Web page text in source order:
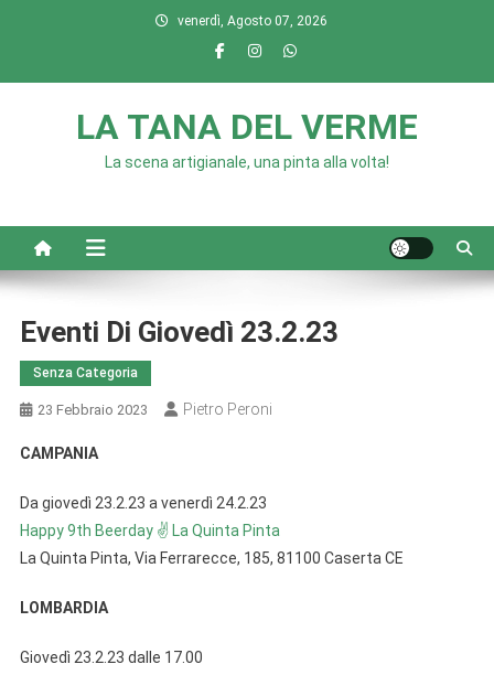
venerdì, Agosto 07, 2026
LA TANA DEL VERME
La scena artigianale, una pinta alla volta!
Eventi Di Giovedì 23.2.23
Senza Categoria
23 Febbraio 2023 Pietro Peroni
CAMPANIA
Da giovedì 23.2.23 a venerdì 24.2.23
Happy 9th Beerday ✌ La Quinta Pinta
La Quinta Pinta, Via Ferrarecce, 185, 81100 Caserta CE
LOMBARDIA
Giovedì 23.2.23 dalle 17.00